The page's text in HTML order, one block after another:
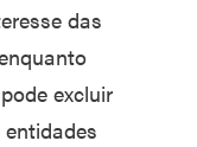
das
excluir